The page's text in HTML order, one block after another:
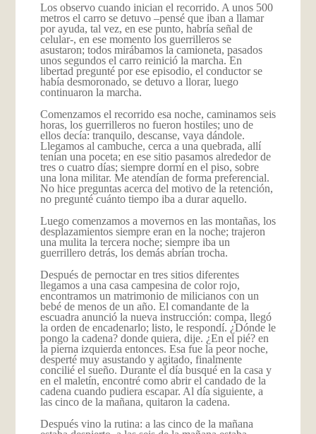
Los observo cuando inician el recorrido. A unos 500
metros el carro se detuvo –pensé que iban a llamar
por ayuda, tal vez, en ese punto, habría señal de
celular-, en ese momento los guerrilleros se
asustaron; todos mirábamos la camioneta, pasados
unos segundos el carro reinició la marcha. En
libertad pregunté por ese episodio, el conductor se
había desmoronado, se detuvo a llorar, luego
continuaron la marcha.
Comenzamos el recorrido esa noche, caminamos seis
horas, los guerrilleros no fueron hostiles; uno de
ellos decía: tranquilo, descanse, vaya dándole.
Llegamos al cambuche, cerca a una quebrada, allí
tenían una poceta; en ese sitio pasamos alrededor de
tres o cuatro días; siempre dormí en el piso, sobre
una lona militar. Me atendían de forma preferencial.
No hice preguntas acerca del motivo de la retención,
no pregunté cuánto tiempo iba a durar aquello.
Luego comenzamos a movernos en las montañas, los
desplazamientos siempre eran en la noche; trajeron
una mulita la tercera noche; siempre iba un
guerrillero detrás, los demás abrían trocha.
Después de pernoctar en tres sitios diferentes
llegamos a una casa campesina de color rojo,
encontramos un matrimonio de milicianos con un
bebé de menos de un año. El comandante de la
escuadra anunció la nueva instrucción: compa, llegó
la orden de encadenarlo; listo, le respondí. ¿Dónde le
pongo la cadena? donde quiera, dije. ¿En el pié? en
la pierna izquierda entonces. Esa fue la peor noche,
desperté muy asustando y agitado, finalmente
concilié el sueño. Durante el día busqué en la casa y
en el maletín, encontré como abrir el candado de la
cadena cuando pudiera escapar. Al día siguiente, a
las cinco de la mañana, quitaron la cadena.
Después vino la rutina: a las cinco de la mañana